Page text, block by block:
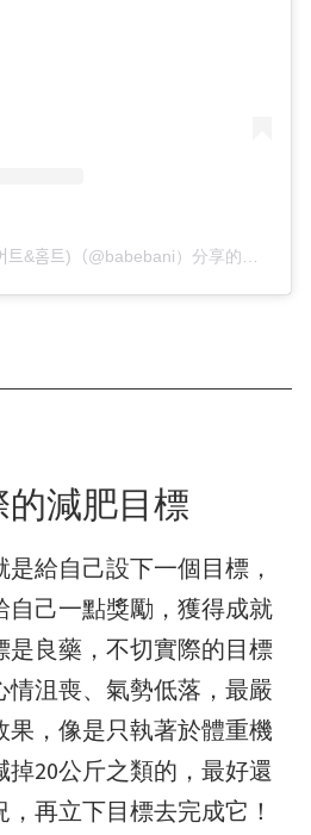
減肥目標
給自己設下一個目標，
自己一點獎勵，獲得成就
是良藥，不切實際的目標
情沮喪、氣勢低落，最嚴
果，像是只執著於體重機
掉20公斤之類的，最好還
再立下目標去完成它！